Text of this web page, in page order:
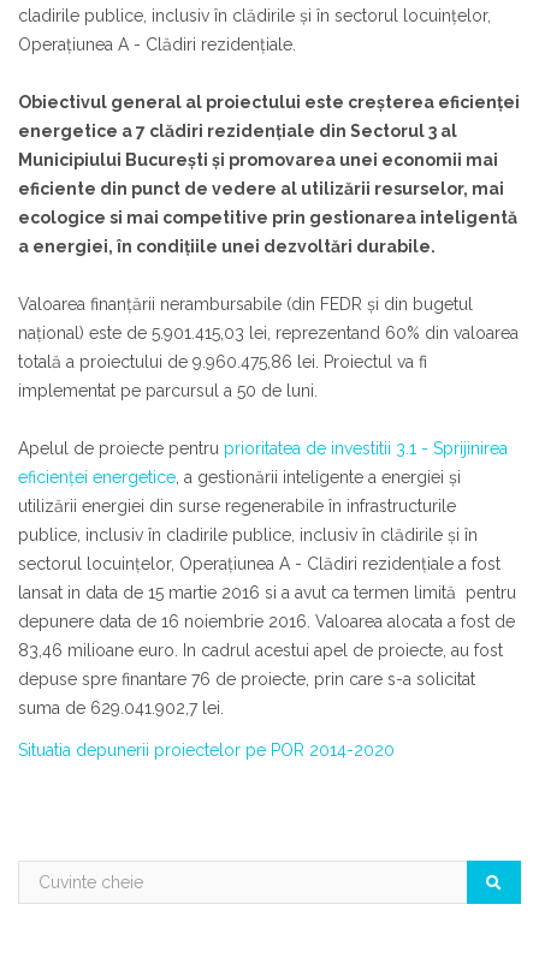
cladirile publice, inclusiv în clădirile și în sectorul locuințelor,
Operaţiunea A - Clădiri rezidențiale.
Obiectivul general al proiectului este creșterea eficienței
energetice a 7 clădiri rezidențiale din Sectorul 3 al
Municipiului București și promovarea unei economii mai
eficiente din punct de vedere al utilizării resurselor, mai
ecologice si mai competitive prin gestionarea inteligentă
a energiei, în condițiile unei dezvoltări durabile.
Valoarea finanţării nerambursabile (din FEDR şi din bugetul
naţional) este de 5.901.415,03 lei, reprezentand 60% din valoarea
totală a proiectului de 9.960.475,86 lei. Proiectul va fi
implementat pe parcursul a 50 de luni.
Apelul de proiecte pentru prioritatea de investitii 3.1 - Sprijinirea
eficienței energetice , a gestionării inteligente a energiei și
utilizării energiei din surse regenerabile în infrastructurile
publice, inclusiv în cladirile publice, inclusiv în clădirile și în
sectorul locuințelor, Operaţiunea A - Clădiri rezidențiale a fost
lansat in data de 15 martie 2016 si a avut ca termen limită pentru
depunere data de 16 noiembrie 2016. Valoarea alocata a fost de
83,46 milioane euro. In cadrul acestui apel de proiecte, au fost
depuse spre finantare 76 de proiecte, prin care s-a solicitat
suma de 629.041.902,7 lei.
Situatia depunerii proiectelor pe POR 2014-2020